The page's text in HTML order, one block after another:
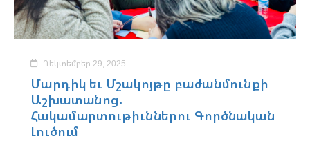
Դեկտեմբեր 29, 2025
Մարդիկ եւ Մշակոյթը բաժանմունքի
Աշխատանոց.
Հակամարտութիւններու Գործնական
Լուծում